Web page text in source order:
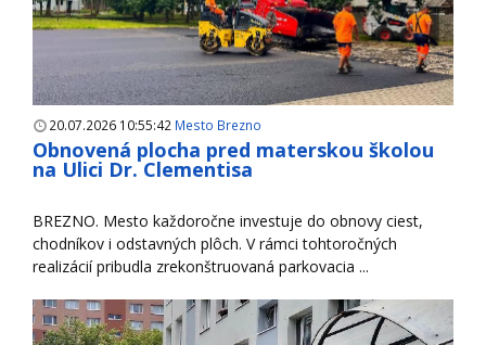
20.07.2026 10:55:42 Mesto Brezno
Obnovená plocha pred materskou školou
na Ulici Dr. Clementisa
BREZNO. Mesto každoročne investuje do obnovy ciest,
chodníkov i odstavných plôch. V rámci tohtoročných
realizácií pribudla zrekonštruovaná parkovacia ...